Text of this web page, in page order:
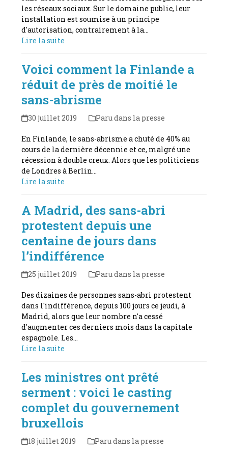
les réseaux sociaux. Sur le domaine public, leur
installation est soumise à un principe
d'autorisation, contrairement à la…
Lire la suite
Voici comment la Finlande a
réduit de près de moitié le
sans-abrisme
30 juillet 2019 Paru dans la presse
En Finlande, le sans-abrisme a chuté de 40% au
cours de la dernière décennie et ce, malgré une
récession à double creux. Alors que les politiciens
de Londres à Berlin…
Lire la suite
A Madrid, des sans-abri
protestent depuis une
centaine de jours dans
l’indifférence
25 juillet 2019 Paru dans la presse
Des dizaines de personnes sans-abri protestent
dans l'indifférence, depuis 100 jours ce jeudi, à
Madrid, alors que leur nombre n'a cessé
d'augmenter ces derniers mois dans la capitale
espagnole. Les…
Lire la suite
Les ministres ont prêté
serment : voici le casting
complet du gouvernement
bruxellois
18 juillet 2019 Paru dans la presse